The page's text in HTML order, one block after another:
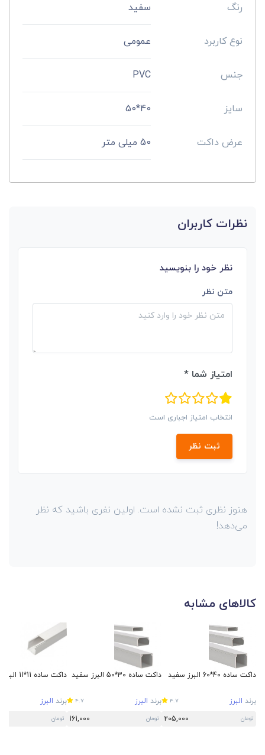
رنگ سفید
نوع کاربرد عمومی
جنس PVC
سایز 40*50
عرض داکت 50 میلی متر
نظرات کاربران
نظر خود را بنویسید
متن نظر
امتیاز شما *
انتخاب امتیاز اجباری است
ثبت نظر
هنوز نظری ثبت نشده است. اولین نفری باشید که نظر
می‌دهد!
کالاهای مشابه
داکت ساده 40*60 البرز سفید
برند البرز 4.7
تومان 205,000
داکت ساده 30*50 البرز سفید
برند البرز 4.7
تومان 161,000
داکت ساده 11*11 البرز سفید
برند البرز
تومان